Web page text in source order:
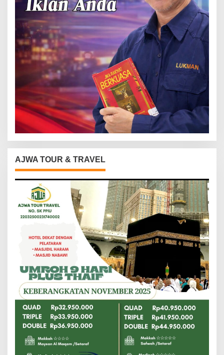
AJWA TOUR & TRAVEL